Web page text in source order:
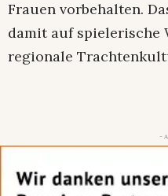
Frauen vorbehalten.
damit auf spielerische
regionale
-